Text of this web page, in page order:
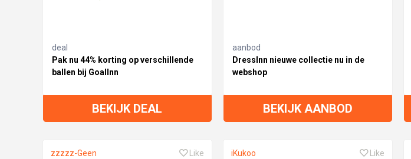
deal
Pak nu 44% korting op verschillende
ballen bij GoalInn
BEKIJK DEAL
aanbod
DressInn nieuwe collectie nu in de
webshop
BEKIJK AANBOD
zzzzz-Geen Like iKukoo Like